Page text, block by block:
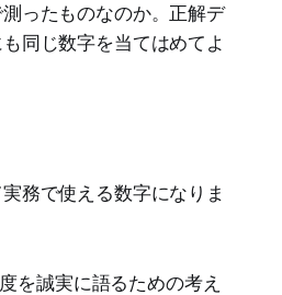
ったものなのか。正解デ
同じ数字を当てはめてよ
務で使える数字になりま
を誠実に語るための考え